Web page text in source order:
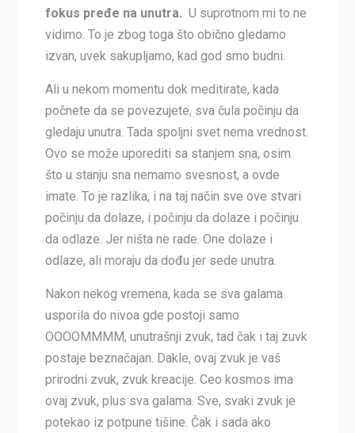
fokus pređe na unutra. U suprotnom mi to ne
vidimo. To je zbog toga što obično gledamo
izvan, uvek sakupljamo, kad god smo budni.
Ali u nekom momentu dok meditirate, kada
počnete da se povezujete, sva čula počinju da
gledaju unutra. Tada spoljni svet nema vrednost.
Ovo se može uporediti sa stanjem sna, osim
što u stanju sna nemamo svesnost, a ovde
imate. To je razlika, i na taj način sve ove stvari
počinju da dolaze, i počinju da dolaze i počinju
da odlaze. Jer ništa ne rade. One dolaze i
odlaze, ali moraju da dođu jer sede unutra.
Nakon nekog vremena, kada se sva galama
usporila do nivoa gde postoji samo
OOOOMMMM, unutrašnji zvuk, tad čak i taj zuvk
postaje beznačajan. Dakle, ovaj zvuk je vaš
prirodni zvuk, zvuk kreacije. Ceo kosmos ima
ovaj zvuk, plus sva galama. Sve, svaki zvuk je
potekao iz potpune tišine. Čak i sada ako